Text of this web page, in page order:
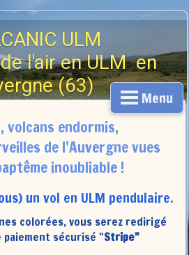
ULM
l'air en ULM en
(63)
90 36 22
Menu
volcans endormis,
de l’Auvergne vues
inoubliable !
un vol en ULM pendulaire.
colorées, vous serez redirigé
sécurisé "Stripe"